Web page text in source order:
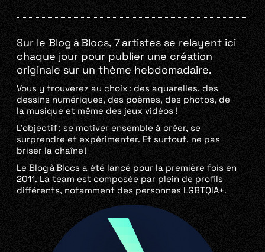
Sur le Blog à Blocs, 7 artistes se relayent ici
chaque jour pour publier une création
originale sur un thème hebdomadaire.
Vous y trouverez au choix : des aquarelles, des
dessins numériques, des poèmes, des photos, de
la musique et même des jeux vidéos !
L’objectif : se motiver ensemble à créer, se
surprendre et expérimenter. Et surtout, ne pas
briser la chaîne !
Le Blog à Blocs a été lancé pour la première fois en
2011. La team est composée par plein de profils
différents, notamment des personnes LGBTQIA+.